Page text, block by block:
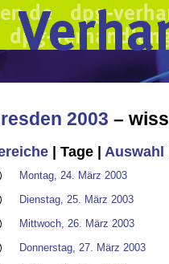
2003 –
| Tage | Auswahl
Montag, 24. März 2003
Dienstag, 25. März 2003
Mittwoch, 26. März 2003
Donnerstag, 27. März 2003